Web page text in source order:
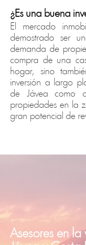
¿Es una buena
El mercado
demostrado ser
demanda de
compra de una
hogar, sino
inversión a largo
de Jávea como
propiedades en la
gran potencial de
Asesores en